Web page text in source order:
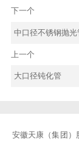
下一个
中口径不锈钢抛光
上一个
大口径钝化管
安徽天康（集团